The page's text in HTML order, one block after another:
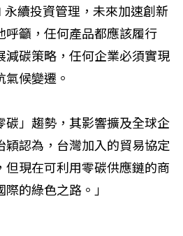
續投資管理，未來加速創新
呼籲，任何產品都應該履行
減碳策略，任何企業必須實現
候變遷。
碳」趨勢，其影響擴及全球企
穎認為，台灣加入的貿易協定
但現在可利用零碳供應鏈的商
的綠色之路。」